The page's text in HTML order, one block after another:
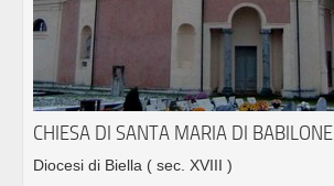
CHIESA DI SANTA MARIA DI BABILONE
Diocesi di Biella ( sec. XVIII )